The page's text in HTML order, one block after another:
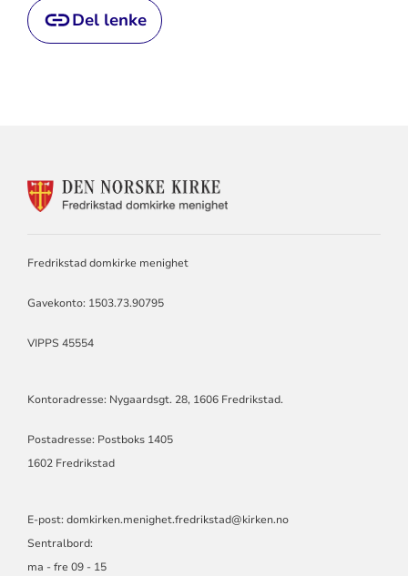
Del lenke
FOR
Fredrikstad domkirke menighet
Gavekonto: 1503.73.90795
VIPPS 45554
Kontoradresse: Nygaardsgt. 28, 1606 Fredrikstad.
Postadresse: Postboks 1405
1602 Fredrikstad
E-post: domkirken.menighet.fredrikstad@kirken.no
Sentralbord:
ma - fre 09 - 15